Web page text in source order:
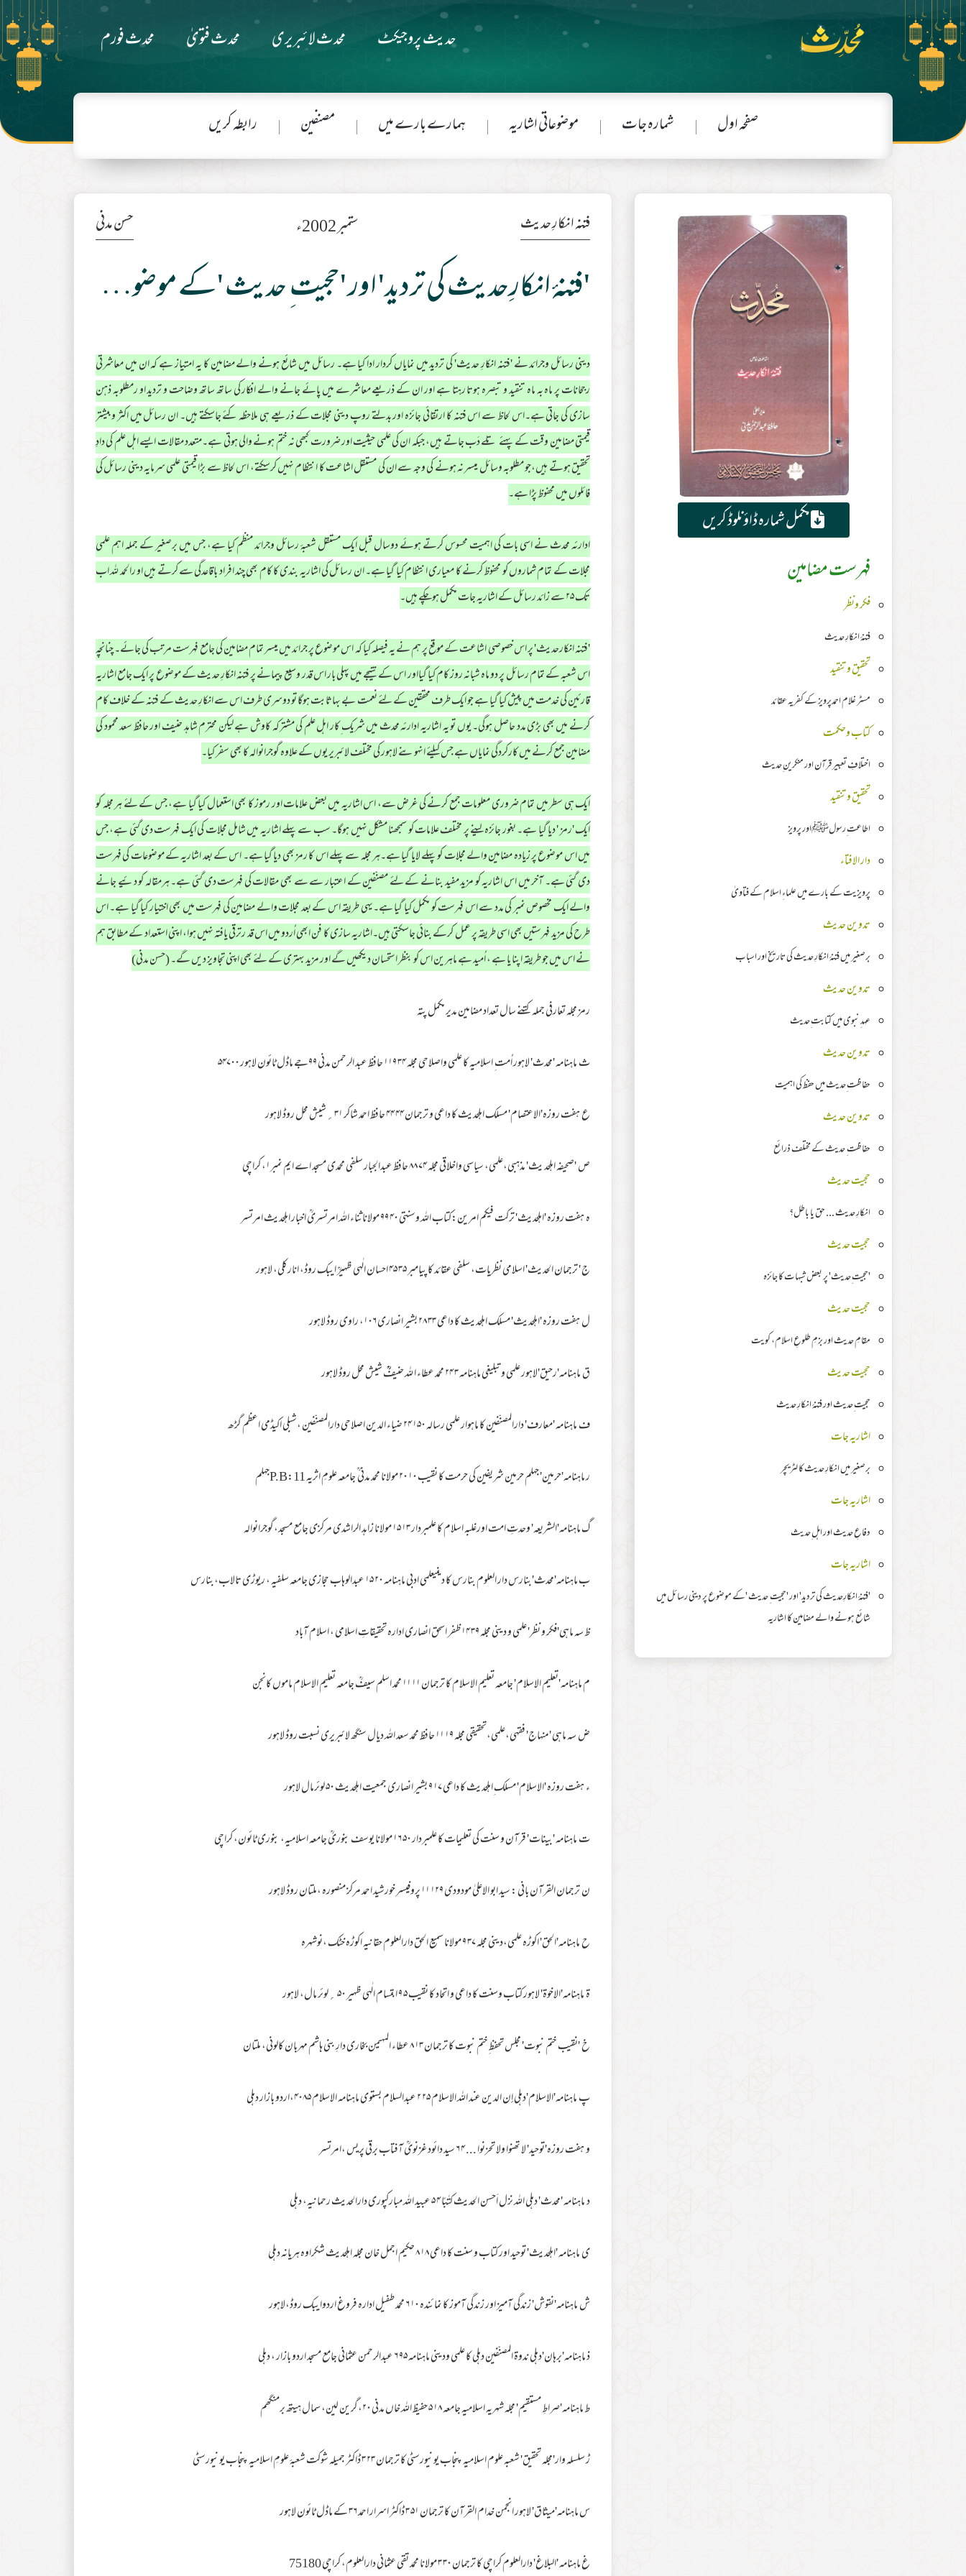
حدیث پروجیکٹ محدث لائبریری محدث فتویٰ محدث فورم
صفحہ اول شمارہ جات موضوعاتی اشاریہ ہمارے بارے میں مصنفین رابطہ کریں
مکمل شمارہ ڈاؤنلوڈ کریں
فہرست مضامین
فکر ونظر
فتنۂ انکارِ حدیث
تحقیق وتنقید
مسٹر غلام احمدپرویز کے کفریہ عقائد
کتاب وحکمت
اختلافِ تعبیر قرآن اور منکرین ِحدیث
تحقیق وتنقید
اطاعت ِرسولﷺاور پرویز
دار الافتاء
پرویزیت کے بارے میں علماءِ اسلام کے فتاویٰ
تدوین حدیث
برصغیر میں فتنۂ انکارِ حدیث کی تاریخ اور اسباب
تدوین حدیث
عہد ِنبوی میں کتابت ِحدیث
تدوین حدیث
حفاظت ِحدیث میں حفظ کی اہمیت
تدوین حدیث
حفاظت ِ حدیث کے مختلف ذرائع
حجیت حدیث
انکارِ حدیث ... حق یا باطل؟
حجیت حدیث
'حجیت ِحدیث' پر بعض شبہات کا جائزہ
حجیت حدیث
مقامِ حدیث اور بزمِ طلوعِ اسلام، کویت
حجیت حدیث
حجیت ِحدیث اور فتنۂ انکارِ حدیث
اشاریہ جات
برصغیر میں انکارِ حدیث کا لٹریچر
اشاریہ جات
دفاعِ حدیث اور اہل ِحدیث
اشاریہ جات
'فتنۂ انکارِحدیث کی تردید' اور 'حجیت ِ حدیث 'کے موضوع پر دینی رسائل میں
شائع ہونے والے مضامین کا اشاریہ
فتنہ انکارِ حدیث ستمبر 2002ء حسن مدنی
'فتنۂ انکارِحدیث کی تردید' اور 'حجیت ِ حدیث 'کے موضوع پر دینی رسائل میں شائع ہونے والے مضامین کا اشاریہ
دینی رسائل وجرائد نے 'فتنہ انکارِ حدیث' کی تردید میں نمایاں کردار ادا کیا ہے۔ رسائل میں شائع ہونے والے مضامین کا یہ امتیاز ہے کہ ان میں معاشرتی
رجحانات پر ماہ بہ ماہ تنقید و تبصرہ ہوتا رہتا ہے اور ان کے ذریعے معاشرے میں پائے جانے والے افکار کی ساتھ ساتھ وضاحت و تردید او رمطلوبہ ذہن
سازی کی جاتی ہے۔اس لحاظ سے اس فتنہ کا ارتقائی جائزہ اور بدلتے روپ دینی مجلات کے ذریعے ہی ملاحظہ کئے جاسکتے ہیں۔ ان رسائل میں اکثر وبیشتر
قیمتی مضامین وقت کے پہئے تلے دَب جاتے ہیں، جبکہ ان کی علمی حیثیت اور ضرورت کبھی نہ ختم ہونے والی ہوتی ہے۔متعدد مقالات ایسے اہل علم کی دادِ
تحقیق ہوتے ہیں،جو مطلوبہ وسائل میسر نہ ہونے کی وجہ سے ان کی مستقل اشاعت کا انتظام نہیں کرسکتے، اس لحاظ سے بڑا قیمتی علمی سرمایہ دینی رسائل کی
فائلوں میں محفوظ پڑا ہے۔
ادارئہ محدث نے اسی بات کی اہمیت محسوس کرتے ہوئے دوسال قبل ایک مستقل شعبۂ رسائل وجرائد منظم کیا ہے، جس میں برصغیر کے جملہ اہم علمی
مجلات کے تمام شماروں کو محفوظ کرنے کا معیاری انتظام کیا گیا ہے۔ ان رسائل کی اشاریہ بندی کا کام بھی چند افراد باقاعدگی سے کرتے ہیں او رالحمد للہ اب
تک ۲۵ سے زائد رسائل کے اشاریہ جات مکمل ہوچکے ہیں۔
'فتنہ انکارحدیث' پر اس خصوصی اشاعت کے موقع پر ہم نے یہ فیصلہ کیا کہ اس موضوع پر جرائد میں میسر تمام مضامین کی جامع فہرست مرتب کی جائے۔ چنانچہ
اس شعبہ کے تمام رسائل پر دو ماہ شبانہ روز کام کیا گیااور اس کے نتیجے میں پہلی بار اس قدر وسیع پیمانے پر فتنہ انکارِ حدیث کے موضوع پر ایک جامع اشاریہ
قارئین کی خدمت میں پیش کیا گیا ہے جو ایک طرف محققین کے لئے نعمت بے بہاثابت ہوگا تو دوسری طرف اس سے انکارِ حدیث کے فتنہ کے خلاف کام
کرنے میں بھی بڑی مدد حاصل ہوگی۔ یوں تو یہ اشاریہ ادارئہ محدث میں شریک ِکار اہل علم کی مشترکہ کاوش ہے لیکن محترم شاہد حنیف اور حافظ سعد محمود کی
مضامین جمع کرنے میں کارکردگی نمایاں ہے جس کیلئے انہوںنے لاہور کی مختلف لائبریر یوں کے علاوہ گوجرانوالہ کا بھی سفر کیا۔
ایک ہی سطر میں تمام ضروری معلومات جمع کرنے کی غرض سے، اس اشاریہ میں بعض علامات اور رموز کا بھی استعمال کیا گیا ہے، جس کے لئے ہر مجلہ کو
ایک 'رمز ' دیا گیا ہے۔ بغور جائزہ لینے پر مختلف علامات کو سمجھنا مشکل نہیں ہوگا۔ سب سے پہلے اشاریہ میں شامل مجلات کی ایک فہرست دی گئی ہے، جس
میں اس موضوع پر زیادہ مضامین والے مجلات کو پہلے لایا گیا ہے۔ہر مجلہ سے پہلے اس کا رمز بھی دیا گیا ہے۔ اس کے بعد اشاریہ کے موضوعات کی فہرست
دی گئی ہے۔ آخر میں اس اشاریہ کو مزید مفید بنانے کے لئے مصنّفین کے اعتبار سے سے بھی مقالات کی فہرست دی گئی ہے۔ ہرمقالہ کو دئیے جانے
والے ایک مخصوص نمبر کی مدد سے اس فہرست کو مکمل کیا گیا ہے۔یہی طریقہ اس کے بعد مجلات والے مضامین کی فہرست میں بھی اختیار کیا گیا ہے۔ اس
طرح کی مزید فہرستیں بھی اسی طریقہ پر عمل کرکے بنائی جاسکتی ہیں۔اشاریہ سازی کا فن ابھی اُردو میں اس قد رترقی یافتہ نہیں ہوا، اپنی استعداد کے مطابق ہم
نے اس میں جو طریقہ اپنا یا ہے ، اُمید ہے ماہرین اس کو بنظر استحسان دیکھیں گے اور مزید بہتری کے لئے بھی اپنی تجاویز دیں گے۔ (حسن مدنی)
رمز مجلہ تعارفی جملہ کتنے سال تعداد مضامین مدیر مکمل پتہ
ث ماہنامہ 'محدث' لاہور اُمت ِ اسلامیہ کا علمی واصلاحی مجلہ ۳۴ ۱۱۹ حافظ عبد الرحمن مدنی ۹۹جے ماڈل ٹائون لاہور ۵۴۷۰۰
ع ہفت روزہ'الاعتصام' مسلک اہلحدیث کا داعی و ترجمان ۴۴ ۴۴ حافظ احمد شاکر ۳۱؍شیش محل روڈ لاہور
ص 'صحیفہ اہلحد یث' مذہبی،علمی، سیاسی واخلاقی مجلہ ۷۴ ۸۸ حافظ عبدالجبار سلفی محمدی مسجد اے ایم نمبر۱، کراچی
ہ ہفت روزہ 'اہلحدیث' ترکت فیکم امرین:کتاب اللہ وسنتی ۴۰ ۹۹ مولاناثناء اللہ امرتسریؒ اخبار اہلحدیث امرتسر
ج ' ترجمان الحدیث' اسلامی نظریات، سلفی عقائد کا پیامبر ۳۵ ۴۵ احسان الٰہی ظہیرؒ ایبک روڈ، انارکلی، لاہور
ل ہفت روزہ 'اہلحدیث' مسلک اہلحدیث کا داعی ۳۳ ۲۸ بشیر انصاری ۱۰۶، راوی روڈ لاہور
ق ماہنامہ'رحیق'لاہور علمی و تبلیغی ماہنامہ ۳ ۲۴ محمد عطاء ا للہ حنیفؒؒؒ شیش محل روڈ لاہور
ف ماہنامہ 'معارف' دارالمصنّفین کا ماہوار علمی رسالہ ۱۵۰ ۲۴ ضیاء الدین اصلاحی دارالمصنّفین ،شبلی اکیڈمی اعظم گڑھ
ر ماہنامہ'حرمین' جہلم حرمین شریفین کی حرمت کا نقیب ۱۰ ۲۰ مولانا محمد مدنی ؒ جامعہ علومِ اثریہ P.B:11جہلم
گ ماہنامہ'الشریعہ' وحدتِ امت اورغلبہ اسلام کا علمبردار ۱۳ ۱۵ مولانا زاہد الراشدی مرکزی جامع مسجد،گوجرانوالہ
ب ماہنامہ'محدث'بنارس دار العلوم بنارس کا دینیعلمی ادبی ماہنامہ ۲۰ ۱۵ عبدالوہاب حجازی جامعہ سلفیہ ، ریوڑی تالاب،بنارس
ظ سہ ماہی'فکر و نظر' علمی و دینی مجلہ ۳۹ ۱۴ ظفر اسحق انصاری ادارہ تحقیقاتِ اسلامی ، اسلام آباد
م ماہنامہ'تعلیم الاسلام' جامعہ تعلیم الاسلام کا ترجمان ۱۱ ۱۱ محمد اسلم سیفؒ جامعہ تعلیم الاسلام ماموں کانجن
ض سہ ماہی 'منہاج' فقہی،علمی،تحقیقی مجلہ ۱۹ ۱۱ حافظ محمد سعد اللہ دیال سنگھ لائبریری نسبت روڈ لاہور
ء ہفت روزہ 'الاسلام' مسلک ِاہلحدیث کا داعی ۱۷ ۹ بشیر انصاری جمعیت اہلحدیث ۵۰ لوئرمال لاہور
ت ماہنامہ 'بینات' قرآن و سنت کی تعلیمات کا علمبردار ۵۰ ۱۶ مولانا یوسف بنوریؒ جامعہ اسلامیہ، بنوری ٹائون، کراچی
ن ترجمان القرآن بانی : سید ابو الاعلیٰ مودودی ۱۲۹ ۱۱ پروفیسر خورشید احمد مرکز منصورہ ،ملتان روڈ لاہور
ح ماہنامہ'الحق' اکوڑہ علمی،دینی مجلہ ۳۷ ۹ مولانا سمیع الحق دارالعلوم حقانیہ اکوڑہ خٹک ،نوشہرہ
ۃ ماہنامہ'الاخوۃ' لاہور کتاب وسنت کا داعی و اتحاد کا نقیب ۵ ۹ ابتسام الٰہی ظہیر ۵۰ ؍لوئر مال، لاہور
خ 'نقیب ختم نبوت' مجلس تحفظ ِختم نبوت کا ترجمان ۱۳ ۸ عطاء المہیمن بخاری دارِ بنی ہاشم مہربان کالونی، ملتان
پ ماہنامہ'الاسلام'دہلی إن الدین عند اللہ الاسلام ۲۵ ۲ عبدالسلام بستوی ماہنامہ الاسلام ۴۰۸۵،اردو بازار دہلی
و ہفت روزہ'توحید' لا تھنوا ولا تحزنوا ... ۴ ۶ سید دائود غزنویؒ آفتاب برقی پریس ،امرتسر
د ماہنامہ 'محدث' دہلی اللہ نزل اَحسن الحدیث کتٰبًا ۴ ۵ عبید اللہ مبارکپوری دارالحدیث رحمانیہ، دہلی
ی ماہنامہ 'اہلحدیث' توحید اور کتاب و سنت کا داعی ۱۸ ۸ حکیم اجمل خان مجلہ اہلحدیث شکراوہ ہریانہ دہلی
ش ماہنامہ'نقوش' زندگی آمیز اور زندگی آموز کا نمائندہ ۱۰ ۶ محمد طفیل ادارہ فروغ اردوایبک روڈ،لاہور
ذ ماہنامہ'برہان'دہلی ندوۃ المصنّفین دہلی کا علمی ودینی ماہنامہ ۹۵ ۶ عبدالرحمن عثمانی جامع مسجد اردو بازار ، دہلی
ط ماہنامہ'صراطِ مستقیم' مجلہ شہریہ اسلامیہ جامعہ ۱۸ ۵ حفیظ اللہ خاں مدنی ۲۰،گرین لین، سمال ہیتھ برمنگھم
ڑ سلسلہ وار'مجلہ تحقیق' شعبہ علوم اسلامیہ پنجاب یونیورسٹی کا ترجمان ۲۳ ۳ ڈاکٹر جمیلہ شوکت شعبۂ علومِ اسلامیہ پنجاب یونیورسٹی
س ماہنامہ'میثاق' لاہور انجمن خدام القرآن کا ترجمان ۵۱ ۳ ڈاکٹر اسرار احمد ۳۶ کے ماڈل ٹائون لاہور
غ ماہنامہ 'البلاغ' دارالعلوم کراچی کا ترجمان ۳۰ ۳ مولانا محمد تقی عثمانی دارالعلوم، کراچی 75180